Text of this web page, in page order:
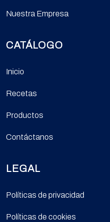
Nuestra Empresa
CATÁLOGO
Inicio
Recetas
Productos
Contáctanos
LEGAL
Políticas de privacidad
Políticas de cookies